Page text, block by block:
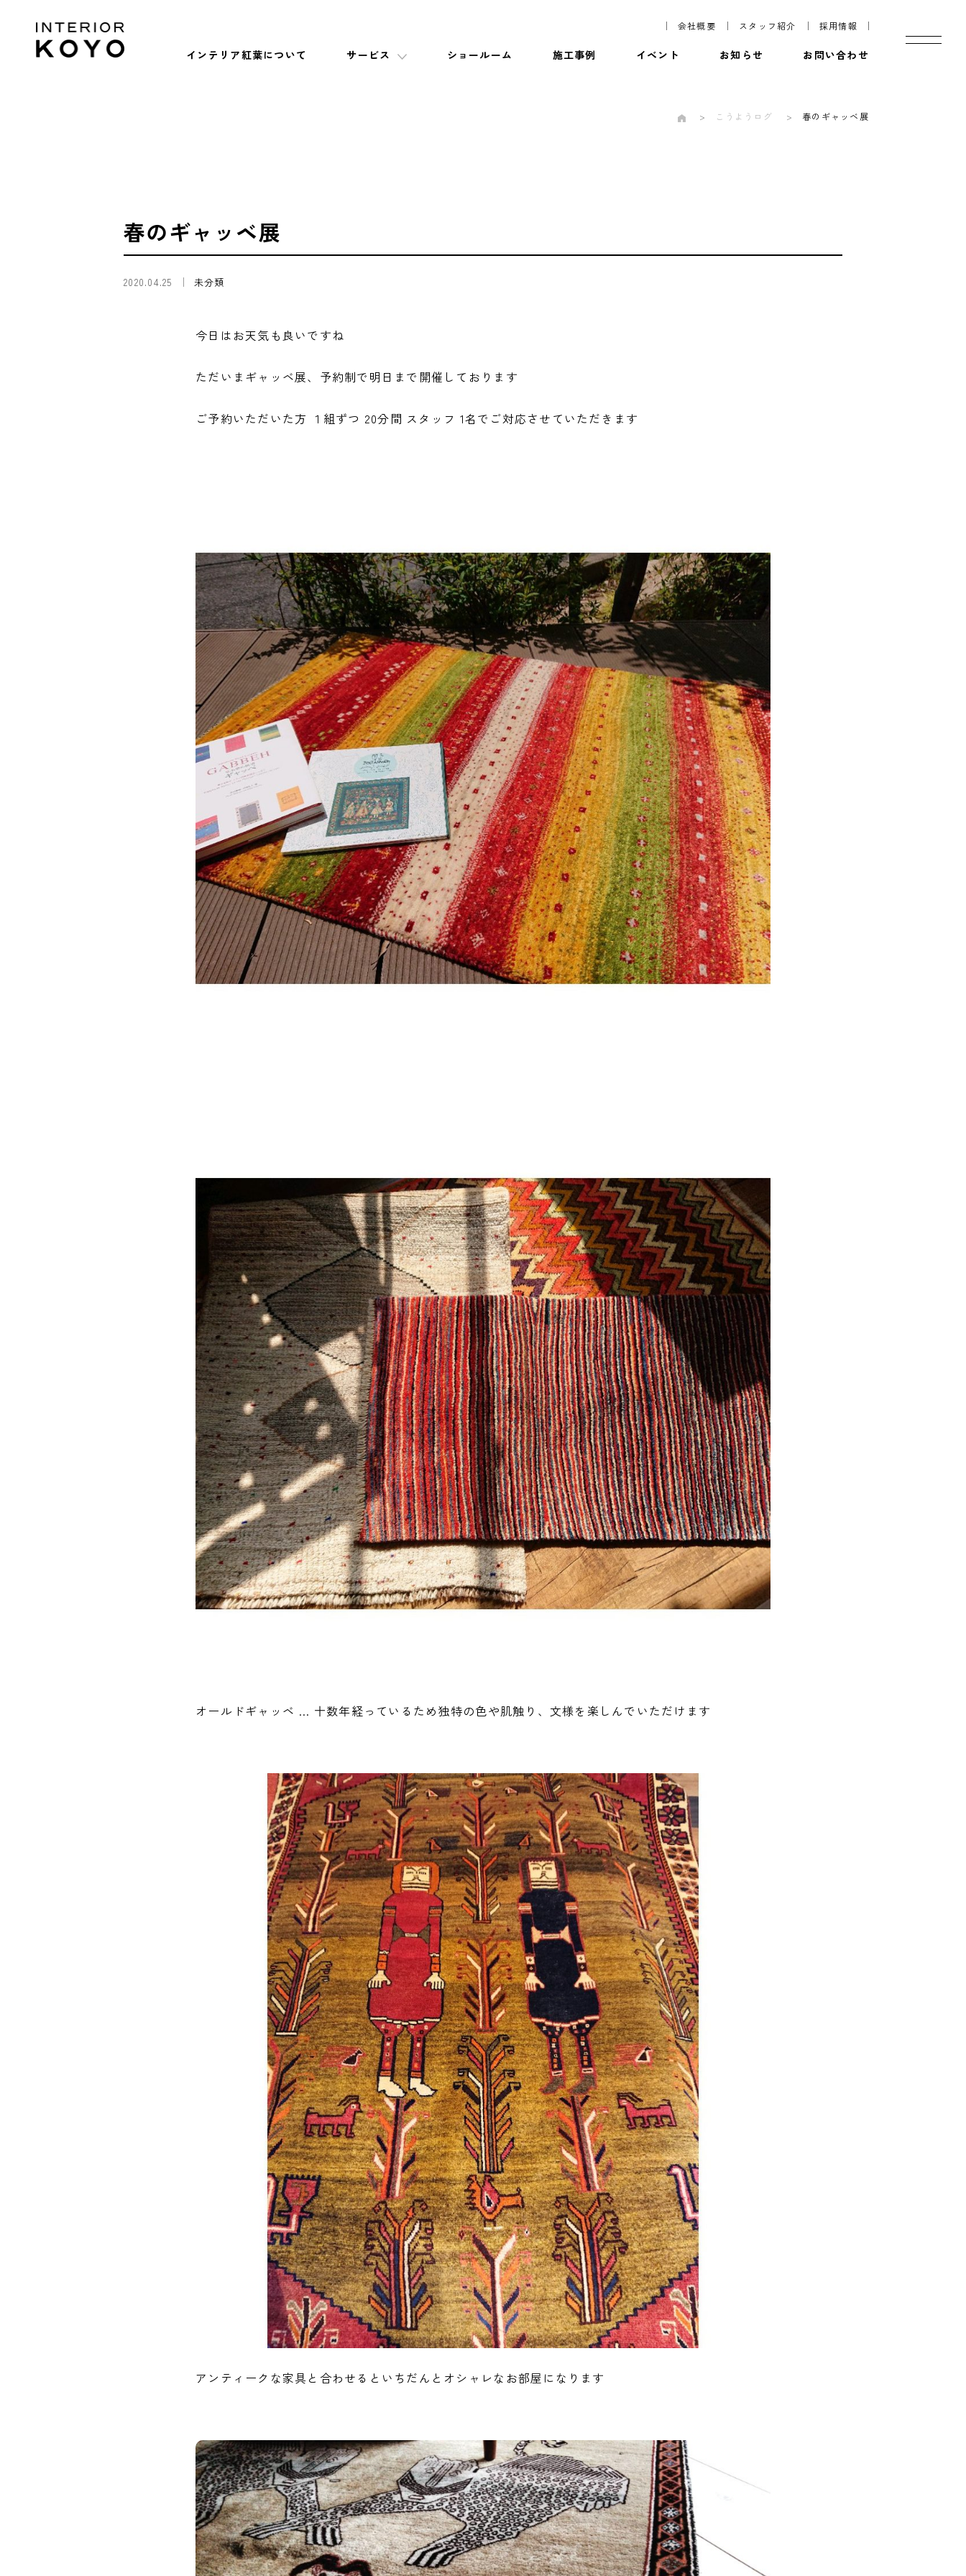
会社概要 スタッフ紹介 採用情報
インテリア紅葉について サービス ショールーム 施工事例 イベント お知らせ お問い合わせ
こうようログ 春のギャッベ展
春のギャッベ展
2020.04.25 未分類
今日はお天気も良いですね
ただいまギャッベ展、予約制で明日まで開催しております
ご予約いただいた方 １組ずつ 20分間 スタッフ 1名でご対応させていただきます
オールドギャッベ … 十数年経っているため独特の色や肌触り、文様を楽しんでいただけます
アンティークな家具と合わせるといちだんとオシャレなお部屋になります